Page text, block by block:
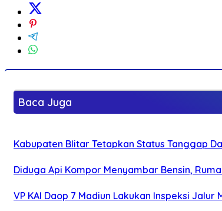
Baca Juga
Kabupaten Blitar Tetapkan Status Tanggap
Diduga Api Kompor Menyambar Bensin,
VP KAI Daop 7 Madiun Lakukan Inspeksi